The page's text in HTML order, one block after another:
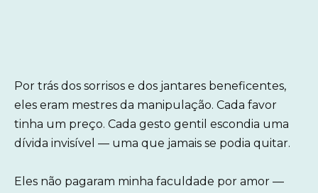
Por trás dos sorrisos e dos jantares beneficentes,
eles eram mestres da manipulação. Cada favor
tinha um preço. Cada gesto gentil escondia uma
dívida invisível — uma que jamais se podia quitar.
Eles não pagaram minha faculdade por amor —